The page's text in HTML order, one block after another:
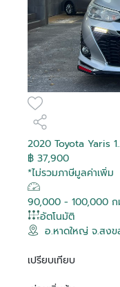
2020 Toyota Yaris
฿ 37,900
*ไม่รวมภาษีมูลค่าเพิ่ม
90,000 - 100,000 ก
อัตโนมัติ
อ.หาดใหญ่ จ.สงข
เปรียบเทียบ